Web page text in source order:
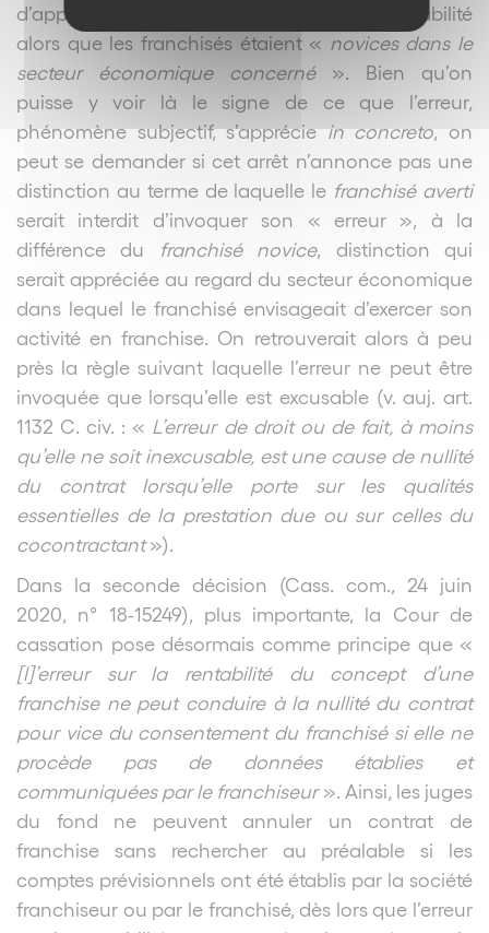
d’appel d’avoir retenu une erreur sur la rentabilité
alors que les franchisés étaient « novices dans le
secteur économique concerné». Bien qu’on
puisse y voir là le signe de ce que l’erreur,
phénomène subjectif, s’appréciein concreto , on
peut se demander si cet arrêt n’annonce pas une
distinction au terme de laquelle le franchisé averti
serait interdit d’invoquer son « erreur », à la
différence du
franchisé novice, distinction qui
serait appréciée au regard du secteur économique
dans lequel le franchisé envisageait d’exercer son
activité en franchise. On retrouverait alors à peu
près la règle suivant laquelle l’erreur ne peut être
invoquée que lorsqu’elle est excusable (v. auj. art.
1132 C. civ. : « L’erreur de droit ou de fait, à moins
qu’elle ne soit inexcusable, est une cause de nullité
du contrat lorsqu’elle porte sur les qualités
essentielles de la prestation due ou sur celles du
cocontractant»).
Dans la seconde décision (Cass. com., 24 juin
2020, n° 18-15249), plus importante, la Cour de
cassation pose désormais comme principe que «
[l]’erreur sur la rentabilité du concept d’une
franchise ne peut conduire à la nullité du contrat
pour vice du consentement du franchisé si elle ne
procède pas de données établies et
communiquées par le franchiseur». Ainsi, les juges
du fond ne peuvent annuler un contrat de
franchise sans rechercher au préalable si les
comptes prévisionnels ont été établis par la société
franchiseur ou par le franchisé, dès lors que l’erreur